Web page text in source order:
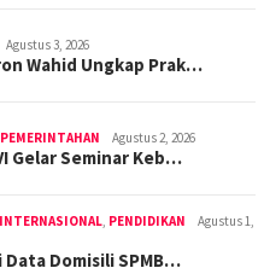
Agustus 3, 2026
Wahid Ungkap Prak…
PEMERINTAHAN Agustus 2, 2026
Gelar Seminar Keb…
, PENDIDIKAN
Agustus 1,
Data Domisili SPMB…